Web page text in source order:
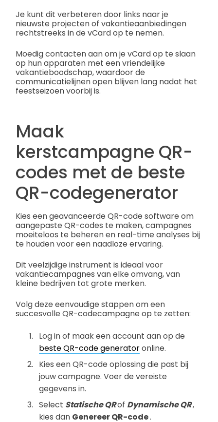
Je kunt dit verbeteren door links naar je
nieuwste projecten of vakantieaanbiedingen
rechtstreeks in de vCard op te nemen.
Moedig contacten aan om je vCard op te slaan
op hun apparaten met een vriendelijke
vakantieboodschap, waardoor de
communicatielijnen open blijven lang nadat het
feestseizoen voorbij is.
Maak
kerstcampagne QR-
codes met de beste
QR-codegenerator
Kies een geavanceerde QR-code software om
aangepaste QR-codes te maken, campagnes
moeiteloos te beheren en real-time analyses bij
te houden voor een naadloze ervaring.
Dit veelzijdige instrument is ideaal voor
vakantiecampagnes van elke omvang, van
kleine bedrijven tot grote merken.
Volg deze eenvoudige stappen om een
succesvolle QR-codecampagne op te zetten:
Log in of maak een account aan op de
beste QR-code generatoronline.
Kies een QR-code oplossing die past bij
jouw campagne. Voer de vereiste
gegevens in.
Select Statische QRof Dynamische QR,
kies dan Genereer QR-code.